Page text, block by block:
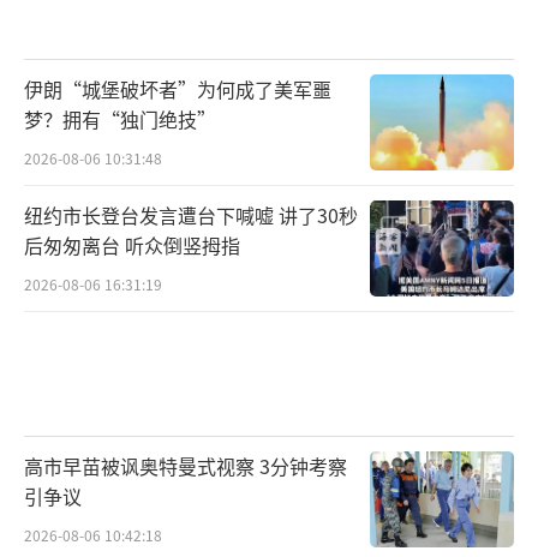
伊朗“城堡破坏者”为何成了美军噩
梦？拥有“独门绝技”
2026-08-06 10:31:48
纽约市长登台发言遭台下喊嘘 讲了30秒
后匆匆离台 听众倒竖拇指
2026-08-06 16:31:19
高市早苗被讽奥特曼式视察 3分钟考察
引争议
2026-08-06 10:42:18